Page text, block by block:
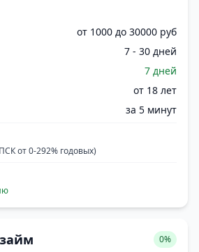
от 1000 до 30000 руб
7 - 30 дней
7 дней
от 18 лет
за 5 минут
от 0-292% годовых)
0%